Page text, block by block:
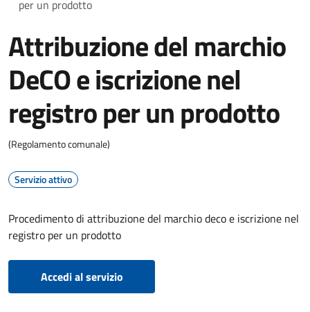
per un prodotto
Attribuzione del marchio
DeCO e iscrizione nel
registro per un prodotto
(Regolamento comunale)
Servizio attivo
Procedimento di attribuzione del marchio deco e iscrizione nel
registro per un prodotto
Accedi al servizio